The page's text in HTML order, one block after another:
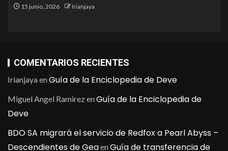
15 junio, 2026 Irianjaya
COMENTARIOS RECIENTES
IrianjayaenGuía de la Enciclopedia de Deve
Miguel Angel RamirezenGuía de la Enciclopedia de
Deve
BDO SA migrará el servicio de Redfox a Pearl Abyss –
Descendientes de GeaenGuía de transferencia de